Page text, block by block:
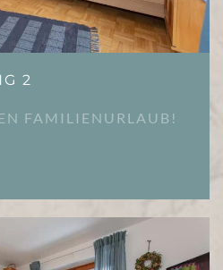
2
FAMILIENURLAUB!